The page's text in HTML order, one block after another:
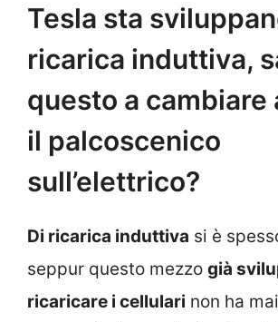
Tesla sta
ricarica induttiva,
questo a cambiare
il palcoscenico
sull’elettrico?
Di ricarica induttiva si è
seppur questo mezzo già
ricaricare i cellulari non ha